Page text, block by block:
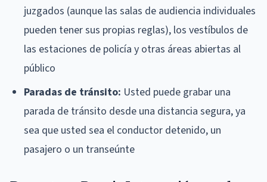
juzgados (aunque las salas de audiencia individuales
pueden tener sus propias reglas), los vestíbulos de
las estaciones de policía y otras áreas abiertas al
público
Paradas de tránsito: Usted puede grabar una
parada de tránsito desde una distancia segura, ya
sea que usted sea el conductor detenido, un
pasajero o un transeúnte